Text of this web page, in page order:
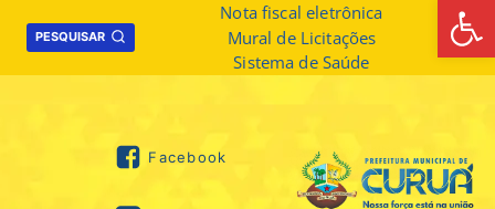
PESQUISAR
Nota fiscal eletrônica
Mural de Licitações
Sistema de Saúde
Facebook